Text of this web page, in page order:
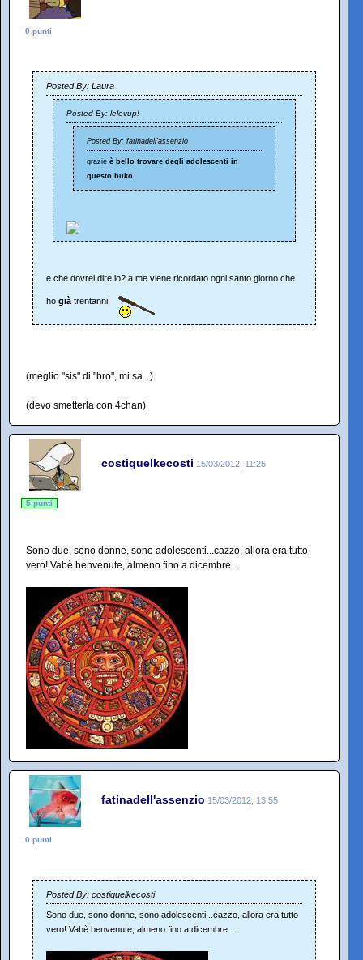
0 punti
Posted By: Laura
Posted By: lelevup!
Posted By: fatinadell'assenzio
grazie è bello trovare degli adolescenti in
questo buko
e che dovrei dire io? a me viene ricordato ogni santo giorno che
ho già trentanni!
(meglio "sis" di "bro", mi sa...)
(devo smetterla con 4chan)
costiquelkecosti 15/03/2012, 11:25
5 punti
Sono due, sono donne, sono adolescenti...cazzo, allora era tutto
vero! Vabè benvenute, almeno fino a dicembre...
fatinadell'assenzio 15/03/2012, 13:55
0 punti
Posted By: costiquelkecosti
Sono due, sono donne, sono adolescenti...cazzo, allora era tutto
vero! Vabè benvenute, almeno fino a dicembre...